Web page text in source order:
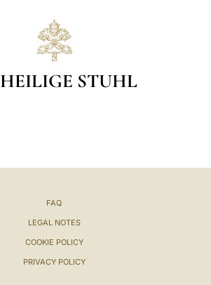
HEILIGE STUHL
FAQ
LEGAL NOTES
COOKIE POLICY
PRIVACY POLICY